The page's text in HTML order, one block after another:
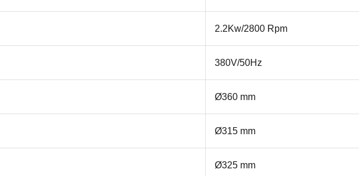
2.2Kw/2800 Rpm
380V/50Hz
Ø360 mm
Ø315 mm
Ø325 mm